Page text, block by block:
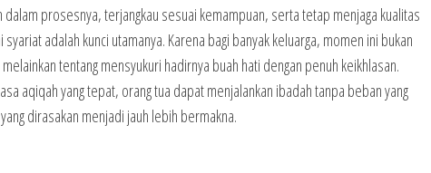
prosesnya, terjangkau sesuai kemampuan, serta tetap menjaga kualitas
adalah kunci utamanya. Karena bagi banyak keluarga, momen ini bukan
tentang mensyukuri hadirnya buah hati dengan penuh keikhlasan.
aqiqah yang tepat, orang tua dapat menjalankan ibadah tanpa beban yang
dirasakan menjadi jauh lebih bermakna.